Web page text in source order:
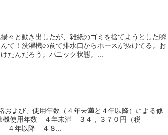
々と動き出したが、雑紙のゴミを捨てようとした瞬
で！洗濯機の前で排水口からホースが抜けてる。お
たんだろう。パニック状態。...
および、使用年数（４年未満と４年以降）による修
使用年数 ４年未満 ３４，３７０円（税
４８...